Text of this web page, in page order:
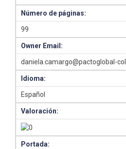
Número de páginas:
99
Owner Email:
daniela.camargo@pactoglobal-
Idioma:
Español
Valoración:
Portada: